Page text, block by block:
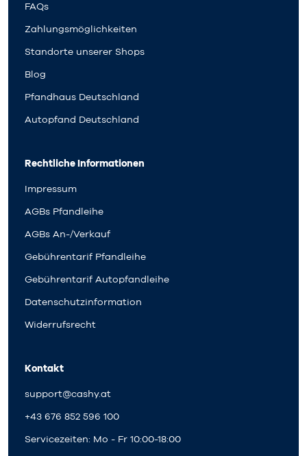
FAQs
Zahlungsmöglichkeiten
Standorte unserer Shops
Blog
Pfandhaus Deutschland
Autopfand Deutschland
Rechtliche Informationen
Impressum
AGBs Pfandleihe
AGBs An-/Verkauf
Gebührentarif Pfandleihe
Gebührentarif Autopfandleihe
Datenschutzinformation
Widerrufsrecht
Kontakt
support@cashy.at
+43 676 852 596 100
Servicezeiten: Mo - Fr 10:00-18:00